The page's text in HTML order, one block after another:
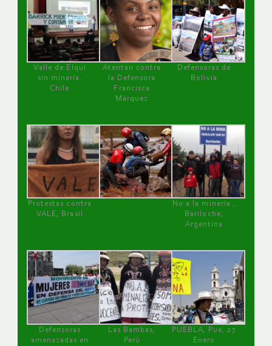
Valle de Elqui
sin minería.
Chile
Atentan contra
la Defensora
Francisca
Márquez
Defensoras de
Bolivia
Protestas contra
VALE, Brasil
No a la minería ,
Bariloche,
Argentina
Defensoras
amenazadas en
Las Bambas,
Perú
PUEBLA, Pue, 27
Enero